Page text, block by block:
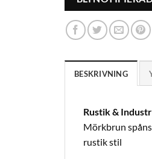
BESKRIVNING
Rustik &
Mörkbrun
rustik stil